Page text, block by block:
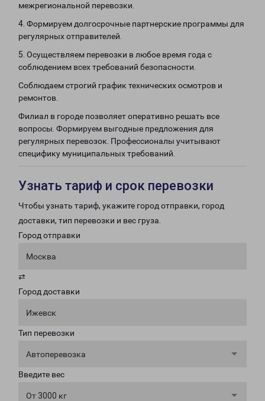
межрегиональной перевозки.
4. Формируем долгосрочные партнерские программы для
регулярных отправителей.
5. Осуществляем перевозки в любое время года с
соблюдением всех требований безопасности.
Соблюдаем строгий график технических осмотров и
ремонтов.
Филиал в городе позволяет оперативно решать все
вопросы. Формируем выгодные предложения для
регулярных перевозок. Профессионалы учитывают
специфику муниципальных требований.
Узнать тариф и срок перевозки
Чтобы узнать тариф, укажите город отправки, город
доставки, тип перевозки и вес груза.
Город отправки
Москва
⇄
Город доставки
Ижевск
Тип перевозки
Автоперевозка
Введите вес
От 3000 кг